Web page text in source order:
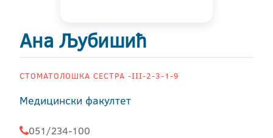
Ана Љубишић
СТОМАТОЛОШКА СЕСТРА -III-2-3-1-9
Медицински факултет
051/234-100